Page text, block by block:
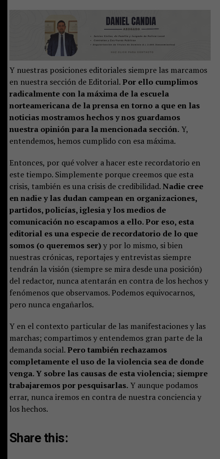
Y nuestras posiciones editoriales siempre las marcamos
en nuestra sección de Editorial. Por ello cumplimos
radicalmente con la máxima de la escuela
norteamericana de la prensa en torno a que en las
noticias mostramos hechos y nos guardamos
nuestra opinión para la mencionada sección.Y,
entendemos, hemos cumplido con esa máxima.
Entonces, por qué volver a hacer este recordatorio en
este tiempo. Simplemente porque creemos que esta
crisis, también es una crisis de credibilidad.Nadie cree
en nadie y las dudan campean en organizaciones,
partidos, policías, iglesia y los medios de
comunicación no escapamos a ello. Por eso, esta
editorial es una especie de recordatorio de lo que
somos (o queremos ser)y por lo mismo, si bien
nuestras crónicas, reportajes y entrevistas siempre
tendrán la visión (siempre se mira desde una posición)
del redactor, nunca atentarán en contra de los hechos y
fenómenos que observamos. Podemos equivocarnos,
pero nunca engañarlos.
Y en el contexto particular de las manifestaciones y las
marchas; compartimos y entendemos gran parte de la
demanda social. Pero también rechazamos
completamente el uso de la violencia sea de donde
venga. Y sobre las causas de esta violencia; siempre
trabajaremos por pesquisarlas.Y aunque podamos
errar, nunca iremos en contra de nuestra conciencia y
los hechos.
Share this: